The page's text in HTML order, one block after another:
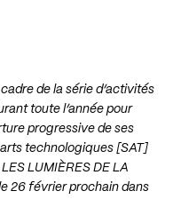
de la série d’activités
toute l’année pour
progressive de ses
technologiques [SAT]
LUMIÈRES DE LA
26 février prochain dans